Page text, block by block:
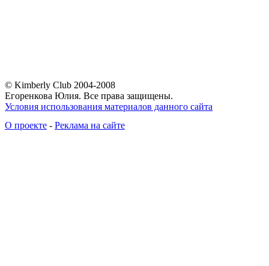
© Kimberly Club 2004-2008
Егоренкова Юлия. Все права защищены.
Условия использования материалов данного сайта
О проекте - Реклама на сайте